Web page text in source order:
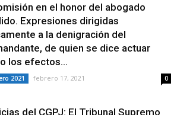
en el honor del abogado
Expresiones dirigidas
a la denigración del
de quien se dice actuar
los efectos...
2021 febrero 17, 2021 0
del CGPJ: El Tribunal Supremo